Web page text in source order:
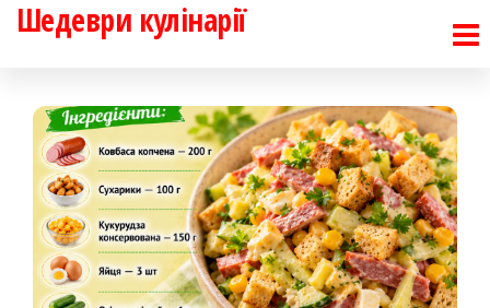
Перейти
Шедеври кулінарії